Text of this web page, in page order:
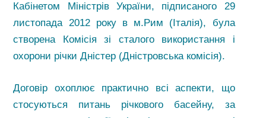
Кабінетом Міністрів України, підписаного 29
листопада 2012 року в м.Рим (Італія), була
створена Комісія зі сталого використання і
охорони річки Дністер (Дністровська комісія).
Договір охоплює практично всі аспекти, що
стосуються питань річкового басейну, за